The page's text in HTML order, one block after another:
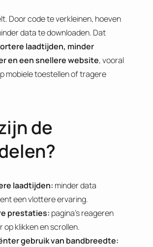
Door code te verkleinen, hoeven
data te downloaden. Dat
laadtijden, minder
en een snellere website, vooral
mobiele toestellen of tragere
de
laadtijden: minder data
een vlottere ervaring.
prestaties: pagina’s reageren
op klikken en scrollen.
gebruik van bandbreedte: